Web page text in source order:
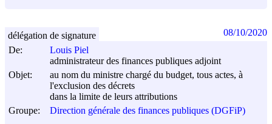
De:
Louis Piel
administrateur des finances publiques adjoint
Objet:
au nom du ministre chargé du budget, tous actes, à
l'exclusion des décrets
dans la limite de leurs attributions
Groupe:
Direction générale des finances publiques (DGFiP)
délégation de signature 08/10/2020